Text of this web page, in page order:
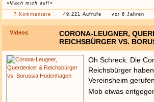
«Mach mich auf!»
7 Kommentare 49.221 Aufrufe vor 6 Jahren
Videos
CORONA-LEUGNER,
REICHSBÜRGER VS.
Oh Schreck: Die
Reichsbürger
Vereinsheim
Mob etwas